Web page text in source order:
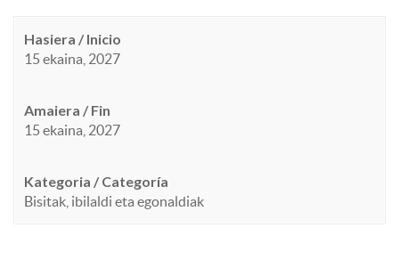
Hasiera / Inicio
15 ekaina, 2027
Amaiera / Fin
15 ekaina, 2027
Kategoria / Categoría
Bisitak, ibilaldi eta egonaldiak